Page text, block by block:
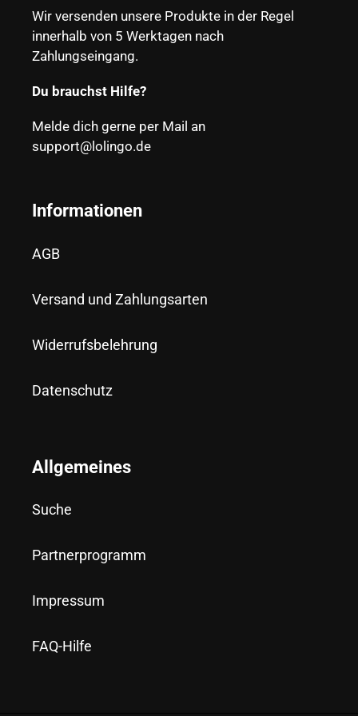
Wir versenden unsere Produkte in der Regel
innerhalb von 5 Werktagen nach
Zahlungseingang.
Du brauchst Hilfe?
Melde dich gerne per Mail an
support@lolingo.de
Informationen
AGB
Versand und Zahlungsarten
Widerrufsbelehrung
Datenschutz
Allgemeines
Suche
Partnerprogramm
Impressum
FAQ-Hilfe